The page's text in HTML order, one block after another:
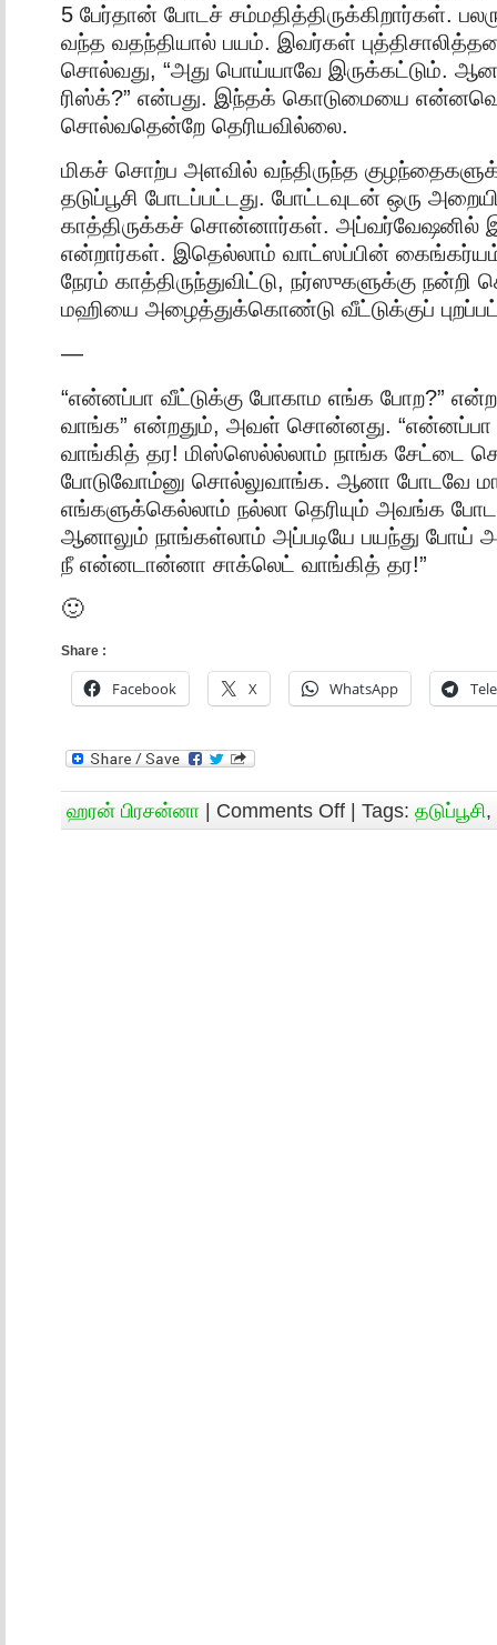
5 பேர்தான் போடச் சம்மதித்திருக்கிறார்கள்.
வந்த வதந்தியால் பயம். இவர்கள்
சொல்வது, “அது பொய்யாவே இருக்கட்டும்.
ரிஸ்க்?” என்பது. இந்தக் கொடுமையை
சொல்வதென்றே தெரியவில்லை.
மிகச் சொற்ப அளவில் வந்திருந்த
தடுப்பூசி போடப்பட்டது. போட்டவுடன் ஒரு
காத்திருக்கச் சொன்னார்கள். அப்வர்வேஷனில்
என்றார்கள். இதெல்லாம் வாட்ஸப்பின்
நேரம் காத்திருந்துவிட்டு, நர்ஸுகளுக்கு நன்றி
மஹியை அழைத்துக்கொண்டு வீட்டுக்குப்
—
“என்னப்பா வீட்டுக்கு போகாம எங்க போற?”
வாங்க” என்றதும், அவள் சொன்னது. “என்னப்பா
வாங்கித் தர! மிஸ்ஸெல்ல்லாம் நாங்க சேட்டை
போடுவோம்னு சொல்லுவாங்க. ஆனா போடவே
எங்களுக்கெல்லாம் நல்லா தெரியும் அவங்க
ஆனாலும் நாங்கள்லாம் அப்படியே பயந்து போய்
நீ என்னடான்னா சாக்லெட் வாங்கித் தர!”
🙂
Share :
Facebook X WhatsApp
ஹரன் பிரசன்னா | Comments Off | Tags: தடுப்பூசி,